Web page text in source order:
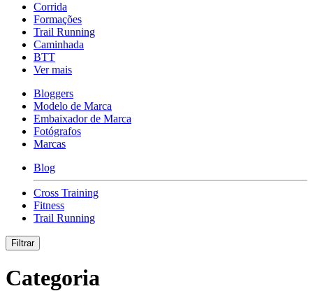
Corrida
Formações
Trail Running
Caminhada
BTT
Ver mais
Bloggers
Modelo de Marca
Embaixador de Marca
Fotógrafos
Marcas
Blog
Cross Training
Fitness
Trail Running
Filtrar
Categoria